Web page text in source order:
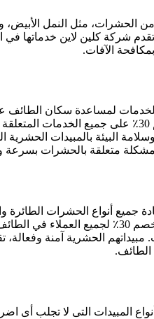
مثل النمل الأبيض،
لمساعدة سكان الطائف
والبراغيث والأبراص والقوارض والفئران والثعابين
بالمبيدات الحشرية
جميع أنواع الحشرات
رش المبيدات للحفاظ على منزلك أو مكتبك خاليًا من
مبيداتهم الحشرية آمنة
الطائف.
المبيدات التى لا تجلب أى